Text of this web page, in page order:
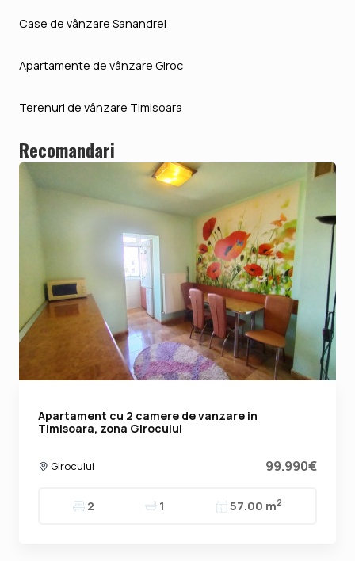
Case de vânzare Sanandrei
Apartamente de vânzare Giroc
Terenuri de vânzare Timisoara
Recomandari
Apartament cu 2 camere de vanzare in
Timisoara, zona Girocului
Girocului 99.990€
2 1 57.00 m2